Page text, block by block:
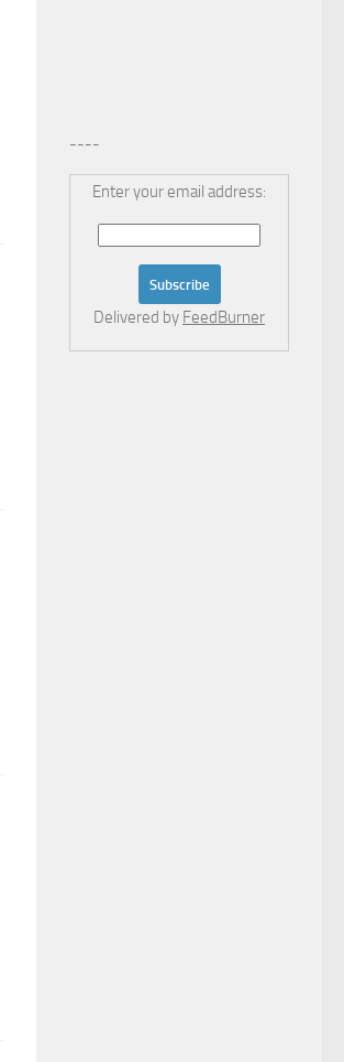
----
Enter your email address:
Delivered by FeedBurner